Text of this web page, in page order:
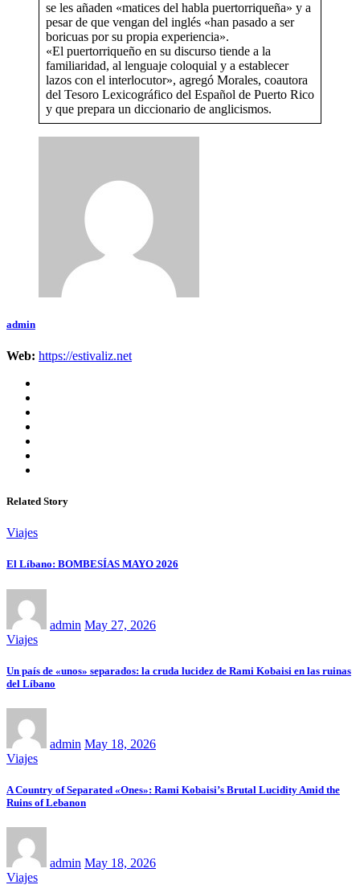
se les añaden «matices del habla puertorriqueña» y a
pesar de que vengan del inglés «han pasado a ser
boricuas por su propia experiencia».
«El puertorriqueño en su discurso tiende a la
familiaridad, al lenguaje coloquial y a establecer
lazos con el interlocutor», agregó Morales, coautora
del Tesoro Lexicográfico del Español de Puerto Rico
y que prepara un diccionario de anglicismos.
admin
Web: https://estivaliz.net
Related Story
Viajes
El Líbano: BOMBESÍAS MAYO 2026
admin May 27, 2026
Viajes
Un país de «unos» separados: la cruda lucidez de Rami Kobaisi en las ruinas
del Líbano
admin May 18, 2026
Viajes
A Country of Separated «Ones»: Rami Kobaisi’s Brutal Lucidity Amid the
Ruins of Lebanon
admin May 18, 2026
Viajes